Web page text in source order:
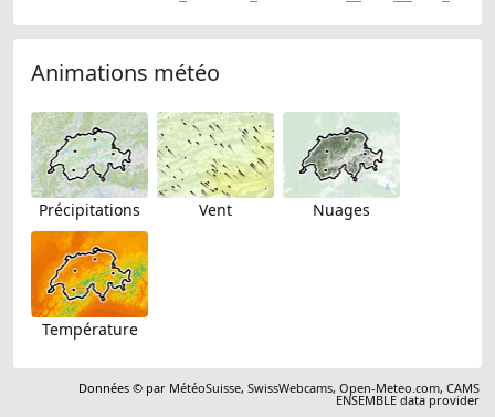
Animations météo
Précipitations Vent Nuages
Température
Données © par MétéoSuisse,SwissWebcams,Open-Meteo.com,CAMS
ENSEMBLE data provider